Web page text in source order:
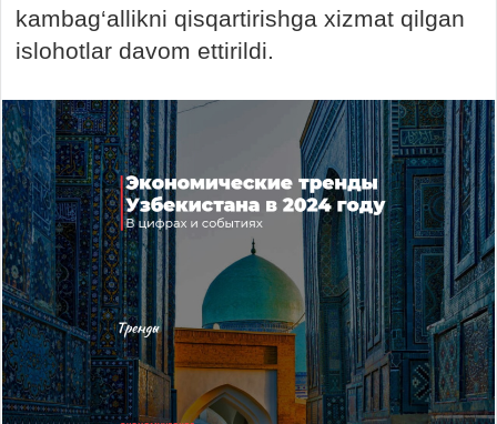
kambag‘allikni qisqartirishga xizmat qilgan
islohotlar davom ettirildi.